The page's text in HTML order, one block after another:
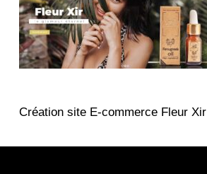
Création site E-commerce Fleur Xir